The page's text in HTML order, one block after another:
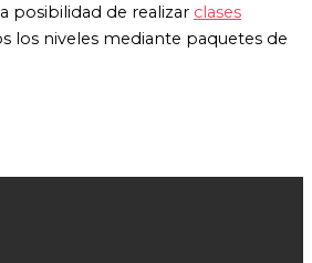
posibilidad de realizar clases
los niveles mediante paquetes de